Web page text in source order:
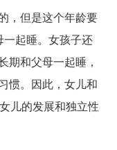
，但是这个年龄要
起睡。女孩子还
期和父母一起睡，
惯。因此，女儿和
儿的发展和独立性